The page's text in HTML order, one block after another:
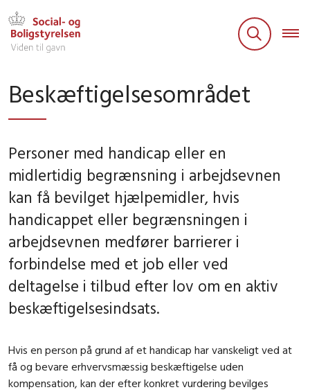
Beskæftigelsesområdet
Personer med handicap eller en
midlertidig begrænsning i arbejdsevnen
kan få bevilget hjælpemidler, hvis
handicappet eller begrænsningen i
arbejdsevnen medfører barrierer i
forbindelse med et job eller ved
deltagelse i tilbud efter lov om en aktiv
beskæftigelsesindsats.
Hvis en person på grund af et handicap har vanskeligt ved at
få og bevare erhvervsmæssig beskæftigelse uden
kompensation, kan der efter konkret vurdering bevilges